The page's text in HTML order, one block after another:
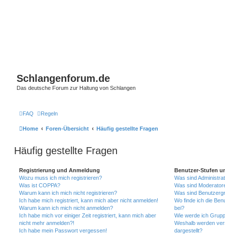
Schlangenforum.de
Das deutsche Forum zur Haltung von Schlangen
FAQ Regeln
Home Foren-Übersicht Häufig gestellte Fragen
Häufig gestellte Fragen
Registrierung und Anmeldung
Wozu muss ich mich registrieren?
Was ist COPPA?
Warum kann ich mich nicht registrieren?
Ich habe mich registriert, kann mich aber nicht anmelden!
Warum kann ich mich nicht anmelden?
Ich habe mich vor einiger Zeit registriert, kann mich aber
nicht mehr anmelden?!
Ich habe mein Passwort vergessen!
Benutzer-Stufen
Was sind
Was sind
Was sind
Wo finde ich die
bei?
Wie werde ich
Weshalb werden
dargestellt?